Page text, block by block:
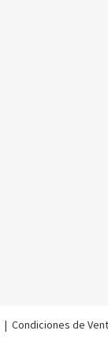
| Condiciones de